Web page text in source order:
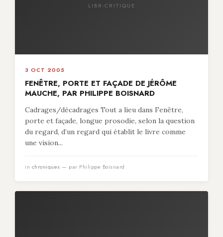
LIBR-CRITIQUE
3 OCT 2005
FENÊTRE, PORTE ET FAÇADE DE JÉRÔME
MAUCHE, PAR PHILIPPE BOISNARD
Cadrages/décadrages Tout a lieu dans Fenêtre,
porte et façade, longue prosodie, selon la question
du regard, d’un regard qui établit le livre comme
une vision...
in chroniques — par Philippe Boisnard